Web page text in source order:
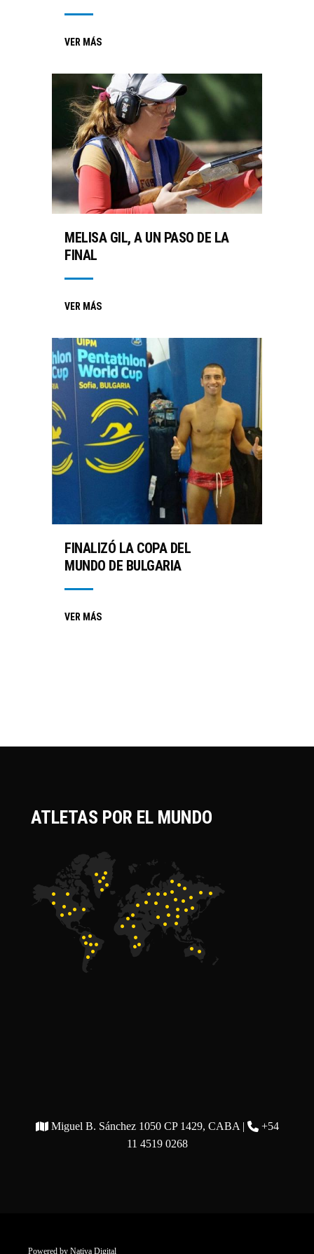
VER MÁS
MELISA GIL, A UN PASO DE LA
FINAL
VER MÁS
FINALIZÓ LA COPA DEL
MUNDO DE BULGARIA
VER MÁS
ATLETAS POR EL MUNDO
Miguel B. Sánchez 1050 CP 1429, CABA |
+54
11 4519 0268
Powered by Nativa Digital